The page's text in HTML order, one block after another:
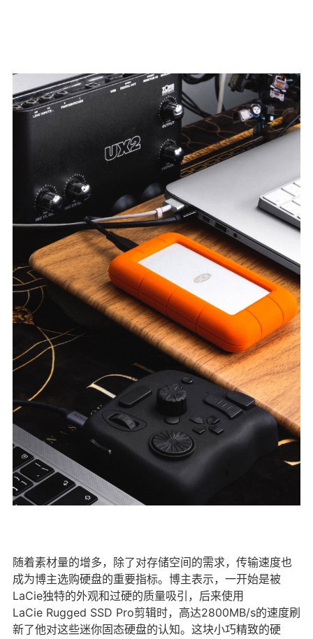
随着素材量的增多，除了对存储空间的需求，传输速度也
成为博主选购硬盘的重要指标。博主表示，一开始是被
LaCie独特的外观和过硬的质量吸引，后来使用
LaCie Rugged SSD Pro剪辑时，高达2800MB/s的速度刷
新了他对这些迷你固态硬盘的认知。这块小巧精致的硬